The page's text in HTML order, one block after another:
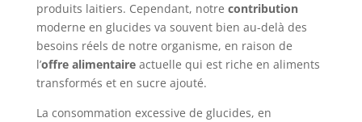
produits laitiers. Cependant, notre contribution
moderne en glucides va souvent bien au-delà des
besoins réels de notre organisme, en raison de
l’offre alimentaireactuelle qui est riche en aliments
transformés et en sucre ajouté.
La consommation excessive de glucides, en